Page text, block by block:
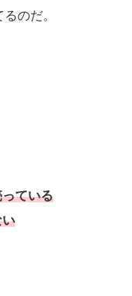
のだ。
ている
い